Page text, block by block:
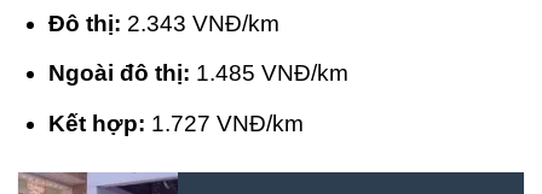
Đô thị: 2.343 VNĐ/km
Ngoài đô thị: 1.485 VNĐ/km
Kết hợp: 1.727 VNĐ/km